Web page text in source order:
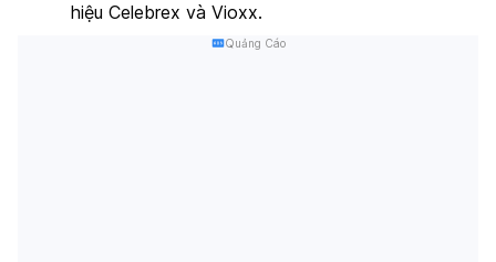
hiệu Celebrex và Vioxx.
Quảng Cáo